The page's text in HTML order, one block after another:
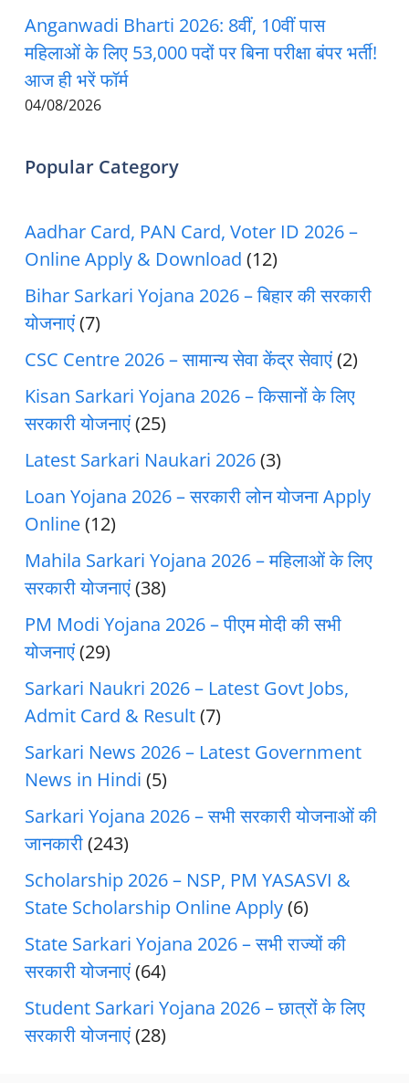
Anganwadi Bharti 2026: 8वीं, 10वीं पास
महिलाओं के लिए 53,000 पदों पर बिना परीक्षा बंपर भर्ती!
आज ही भरें फॉर्म
04/08/2026
Popular Category
Aadhar Card, PAN Card, Voter ID 2026 –
Online Apply & Download (12)
Bihar Sarkari Yojana 2026 – बिहार की सरकारी
योजनाएं(7)
CSC Centre 2026 – सामान्य सेवा केंद्र सेवाएं(2)
Kisan Sarkari Yojana 2026 – किसानों के लिए
सरकारी योजनाएं(25)
Latest Sarkari Naukari 2026(3)
Loan Yojana 2026 – सरकारी लोन योजना Apply
Online(12)
Mahila Sarkari Yojana 2026 – महिलाओं के लिए
सरकारी योजनाएं(38)
PM Modi Yojana 2026 – पीएम मोदी की सभी
योजनाएं(29)
Sarkari Naukri 2026 – Latest Govt Jobs,
Admit Card & Result(7)
Sarkari News 2026 – Latest Government
News in Hindi (5)
Sarkari Yojana 2026 – सभी सरकारी योजनाओं की
जानकारी(243)
Scholarship 2026 – NSP, PM YASASVI &
State Scholarship Online Apply(6)
State Sarkari Yojana 2026 – सभी राज्यों की
सरकारी योजनाएं(64)
Student Sarkari Yojana 2026 – छात्रों के लिए
सरकारी योजनाएं(28)